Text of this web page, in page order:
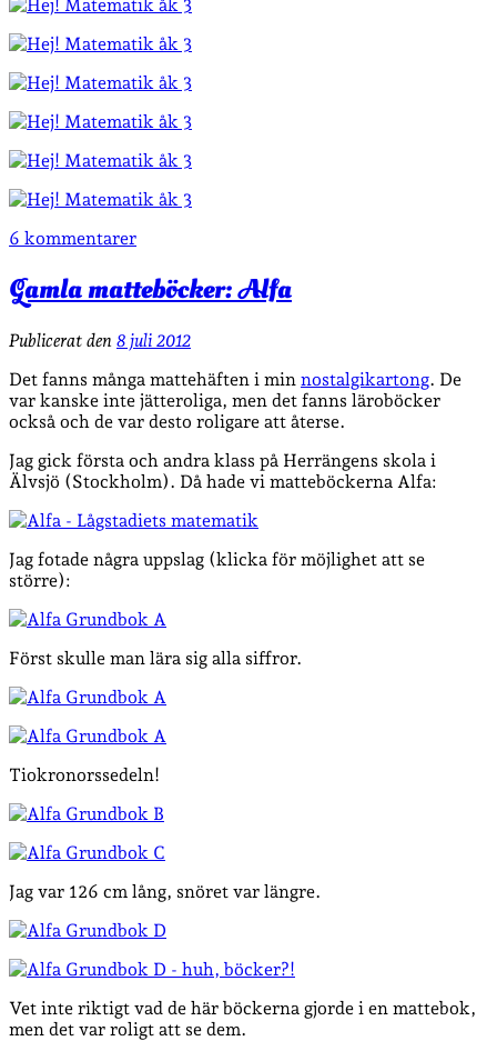
6 kommentarer
Gamla matteböcker: Alfa
Publicerat den 8 juli 2012
Det fanns många mattehäften i min nostalgikartong. De
var kanske inte jätteroliga, men det fanns läroböcker
också och de var desto roligare att återse.
Jag gick första och andra klass på Herrängens skola i
Älvsjö (Stockholm). Då hade vi matteböckerna Alfa:
Jag fotade några uppslag (klicka för möjlighet att se
större):
Först skulle man lära sig alla siffror.
Tiokronorssedeln!
Jag var 126 cm lång, snöret var längre.
Vet inte riktigt vad de här böckerna gjorde i en mattebok,
men det var roligt att se dem.